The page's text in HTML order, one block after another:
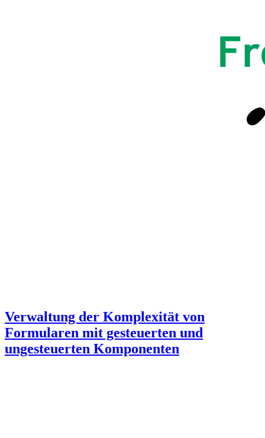
Verwaltung der Komplexität von
Formularen mit gesteuerten und
ungesteuerten Komponenten